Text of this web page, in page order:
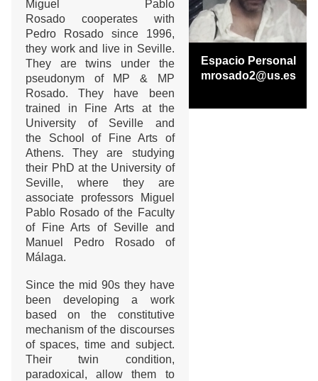
Miguel Pablo
Rosado cooperates with
Pedro Rosado since 1996,
they work and live in Seville.
They are twins under the
pseudonym of MP & MP
Rosado. They have been
trained in Fine Arts at the
University of Seville and
the School of Fine Arts of
Athens. They are studying
their PhD at the University of
Seville, where they are
associate professors Miguel
Pablo Rosado of the Faculty
of Fine Arts of Seville and
Manuel Pedro Rosado of
Málaga.
Since the mid 90s they have
been developing a work
based on the constitutive
mechanism of the discourses
of spaces, time and subject.
Their twin condition,
paradoxical, allow them to
Espacio Personal
mrosado2@us.es